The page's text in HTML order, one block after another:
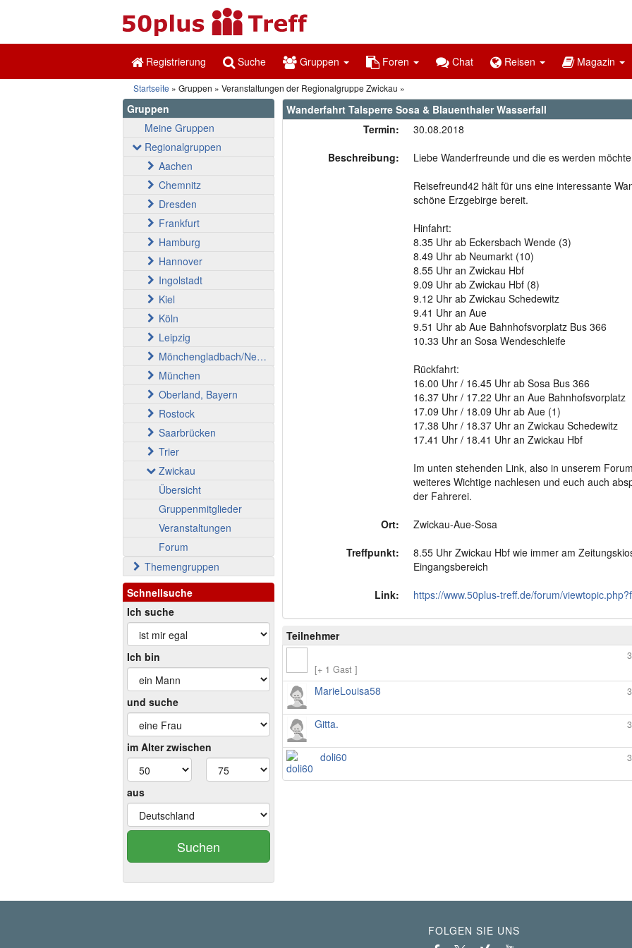
Registrierung Suche Gruppen Foren Chat Reisen Magazin
Startseite Gruppen Veranstaltungen der Regionalgruppe Zwickau
Gruppen
Meine Gruppen
Regionalgruppen
Aachen
Chemnitz
Dresden
Frankfurt
Hamburg
Hannover
Ingolstadt
Kiel
Köln
Leipzig
Mönchengladbach/Neuss
München
Oberland, Bayern
Rostock
Saarbrücken
Trier
Zwickau
Übersicht
Gruppenmitglieder
Veranstaltungen
Forum
Themengruppen
Schnellsuche
Ich suche
Ich bin
und suche
im Alter zwischen
aus
Suchen
Wanderfahrt Talsperre Sosa & Blauenthaler Wasserfall
Termin:
30.08.2018
Beschreibung:
Liebe Wanderfreunde und die es werden
Reisefreund42 hält für uns eine interessante
schöne Erzgebirge bereit.
Hinfahrt:
8.35 Uhr ab Eckersbach Wende (3)
8.49 Uhr ab Neumarkt (10)
8.55 Uhr an Zwickau Hbf
9.09 Uhr ab Zwickau Hbf (8)
9.12 Uhr ab Zwickau Schedewitz
9.41 Uhr an Aue
9.51 Uhr ab Aue Bahnhofsvorplatz Bus 366
10.33 Uhr an Sosa Wendeschleife
Rückfahrt:
16.00 Uhr / 16.45 Uhr ab Sosa Bus 366
16.37 Uhr / 17.22 Uhr an Aue Bahnhofsvorplatz
17.09 Uhr / 18.09 Uhr ab Aue (1)
17.38 Uhr / 18.37 Uhr an Zwickau Schedewitz
17.41 Uhr / 18.41 Uhr an Zwickau Hbf
Im unten stehenden Link, also in unserem
weiteres Wichtige nachlesen und euch auch
der Fahrerei.
Ort:
Zwickau-Aue-Sosa
Treffpunkt:
8.55 Uhr Zwickau Hbf wie immer am
Eingangsbereich
Link:
https://www.50plus-treff.de/forum/
Teilnehmer
[+ 1 Gast ]
MarieLouisa58
Gitta.
doli60
FOLGEN SIE UNS